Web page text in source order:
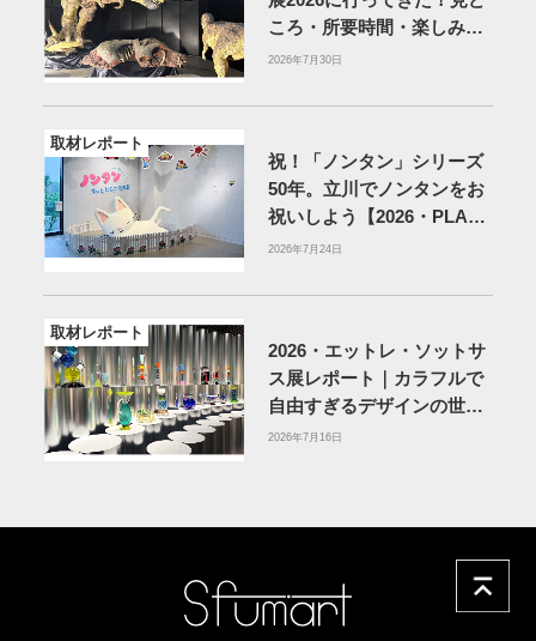
ころ・所要時間・楽しみ方
を紹介
2026年7月30日
取材レポート
祝！「ノンタン」シリーズ
50年。立川でノンタンをお
祝いしよう【2026・PLAY!
MUSEUM】
2026年7月24日
取材レポート
2026・エットレ・ソットサ
ス展レポート｜カラフルで
自由すぎるデザインの世界
を体験
2026年7月16日